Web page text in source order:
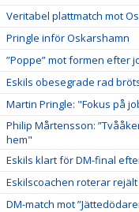
Veritabel plattmatch mot
Pringle inför Oskarshamn
”Poppe” mot formen efter
Eskils obesegrade rad
Martin Pringle: "Fokus på
Philip Mårtensson:
hem"
Eskils klart för DM-final
Eskilscoachen roterar rejält
DM-match mot